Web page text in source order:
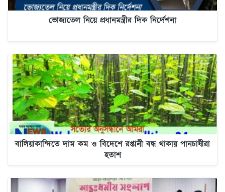
ভোজ্যতেল নিয়ে প্রধানমন্ত্রীর দিক নির্দেশনা
বালিয়াকান্দিতে দাম কম ও বিদেশে রপ্তানী বন্ধ থাকায় পানচাষীরা
হতাশ